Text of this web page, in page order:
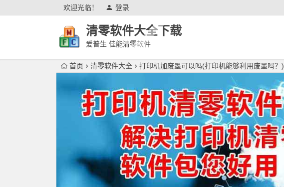
欢迎光临！ 登录
清零软件大全下载
爱普生 佳能清零软件
首页 清零软件大全 打印机加废墨可以吗(打印机能够利用废墨吗？)